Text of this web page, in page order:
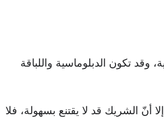
وقد تكون الدبلوماسية واللباقة
أنّ الشريك قد لا يقتنع بسهولة، فلا